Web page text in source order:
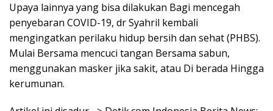
Upaya lainnya yang bisa dilakukan Bagi mencegah
penyebaran COVID-19, dr Syahril kembali
mengingatkan perilaku hidup bersih dan sehat (PHBS).
Mulai Bersama mencuci tangan Bersama sabun,
menggunakan masker jika sakit, atau Di berada Hingga
kerumunan.